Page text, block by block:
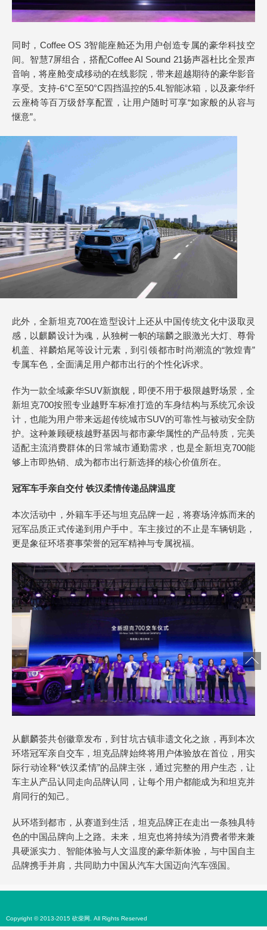
同时，Coffee OS 3智能座舱还为用户创造专属的豪华科技空
间。智慧7屏组合，搭配Coffee AI Sound 21扬声器杜比全景声
音响，将座舱变成移动的在线影院，带来超越期待的豪华影音
享受。支持-6°C至50°C四挡温控的5.4L智能冰箱，以及豪华纤
云座椅等百万级舒享配置，让用户随时可享“如家般的从容与
惬意”。
此外，全新坦克700在造型设计上还从中国传统文化中汲取灵
感，以麒麟设计为魂，从独树一帜的瑞麟之眼激光大灯、尊骨
机盖、祥麟焰尾等设计元素，到引领都市时尚潮流的“敦煌青”
专属车色，全面满足用户都市出行的个性化诉求。
作为一款全域豪华SUV新旗舰，即便不用于极限越野场景，全
新坦克700按照专业越野车标准打造的车身结构与系统冗余设
计，也能为用户带来远超传统城市SUV的可靠性与被动安全防
护。这种兼顾硬核越野基因与都市豪华属性的产品特质，完美
适配主流消费群体的日常城市通勤需求，也是全新坦克700能
够上市即热销、成为都市出行新选择的核心价值所在。
冠军车手亲自交付 铁汉柔情传递品牌温度
本次活动中，外籍车手还与坦克品牌一起，将赛场淬炼而来的
冠军品质正式传递到用户手中。车主接过的不止是车辆钥匙，
更是象征环塔赛事荣誉的冠军精神与专属祝福。
从麒麟荟共创徽章发布，到甘坑古镇非遗文化之旅，再到本次
环塔冠军亲自交车，坦克品牌始终将用户体验放在首位，用实
际行动诠释“铁汉柔情”的品牌主张，通过完整的用户生态，让
车主从产品认同走向品牌认同，让每个用户都能成为和坦克并
肩同行的知己。
从环塔到都市，从赛道到生活，坦克品牌正在走出一条独具特
色的中国品牌向上之路。未来，坦克也将持续为消费者带来兼
具硬派实力、智能体验与人文温度的豪华新体验，与中国自主
品牌携手并肩，共同助力中国从汽车大国迈向汽车强国。
Copyright © 2013-2015 砍柴网. All Rights Reserved